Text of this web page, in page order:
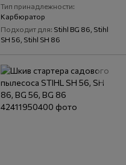
Тип принадлежности
Карбюратор
Подходит для Stihl BG 86, Stihl
SH 56, Stihl SH 86